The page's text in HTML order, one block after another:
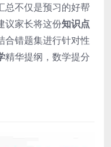
总不仅是预习的好帮
议家长将这份知识点
合错题集进行针对性
精华提纲，数学提分